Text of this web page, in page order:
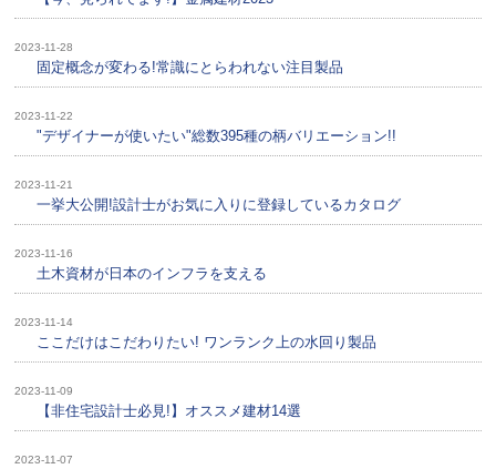
2023-11-28
固定概念が変わる!常識にとらわれない注目製品
2023-11-22
"デザイナーが使いたい"総数395種の柄バリエーション!!
2023-11-21
一挙大公開!設計士がお気に入りに登録しているカタログ
2023-11-16
土木資材が日本のインフラを支える
2023-11-14
ここだけはこだわりたい! ワンランク上の水回り製品
2023-11-09
【非住宅設計士必見!】オススメ建材14選
2023-11-07